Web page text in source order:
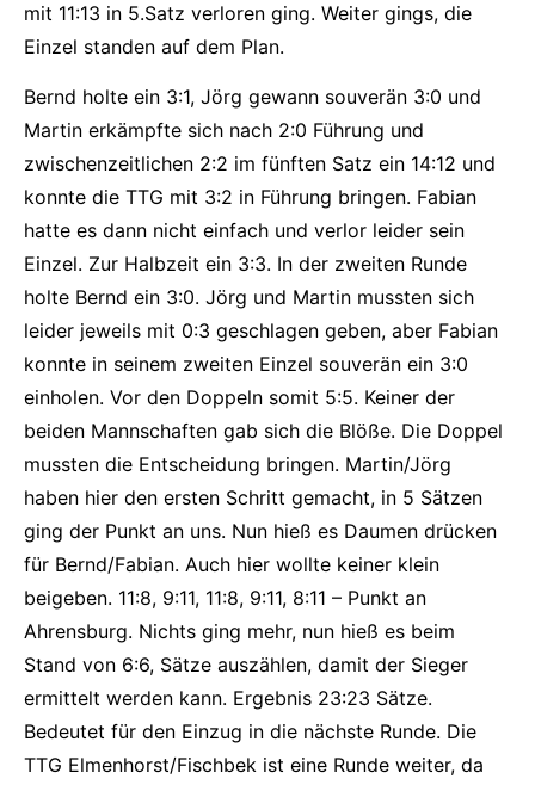
mit 11:13 in 5.Satz verloren ging. Weiter gings, die
Einzel standen auf dem Plan.
Bernd holte ein 3:1, Jörg gewann souverän 3:0 und
Martin erkämpfte sich nach 2:0 Führung und
zwischenzeitlichen 2:2 im fünften Satz ein 14:12 und
konnte die TTG mit 3:2 in Führung bringen. Fabian
hatte es dann nicht einfach und verlor leider sein
Einzel. Zur Halbzeit ein 3:3. In der zweiten Runde
holte Bernd ein 3:0. Jörg und Martin mussten sich
leider jeweils mit 0:3 geschlagen geben, aber Fabian
konnte in seinem zweiten Einzel souverän ein 3:0
einholen. Vor den Doppeln somit 5:5. Keiner der
beiden Mannschaften gab sich die Blöße. Die Doppel
mussten die Entscheidung bringen. Martin/Jörg
haben hier den ersten Schritt gemacht, in 5 Sätzen
ging der Punkt an uns. Nun hieß es Daumen drücken
für Bernd/Fabian. Auch hier wollte keiner klein
beigeben. 11:8, 9:11, 11:8, 9:11, 8:11 – Punkt an
Ahrensburg. Nichts ging mehr, nun hieß es beim
Stand von 6:6, Sätze auszählen, damit der Sieger
ermittelt werden kann. Ergebnis 23:23 Sätze.
Bedeutet für den Einzug in die nächste Runde. Die
TTG Elmenhorst/Fischbek ist eine Runde weiter, da